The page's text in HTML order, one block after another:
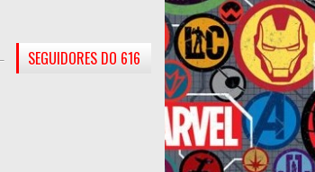
SEGUIDORES DO 616